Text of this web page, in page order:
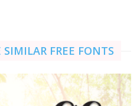
FREE FONTS